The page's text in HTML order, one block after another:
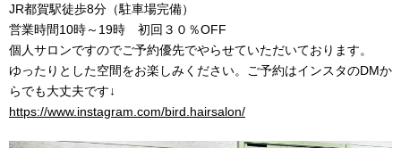
JR都賀駅徒歩8分（駐車場完備）
営業時間10時～ 19時 初回３０％OFF
個人サロンですのでご予約優先でやらせていただいております。
ゆったりとした空間をお楽しみください。ご予約はインスタのDMか
らでも大丈夫です↓
https://www.instagram.com/bird.hairsalon/